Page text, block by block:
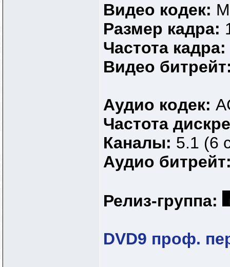
Видео кодек:
Размер кадра:
Частота кадра:
Видео
Аудио кодек:
Частота
Каналы: 5.1 (6
Аудио
Релиз-группа:
DVD9 проф.